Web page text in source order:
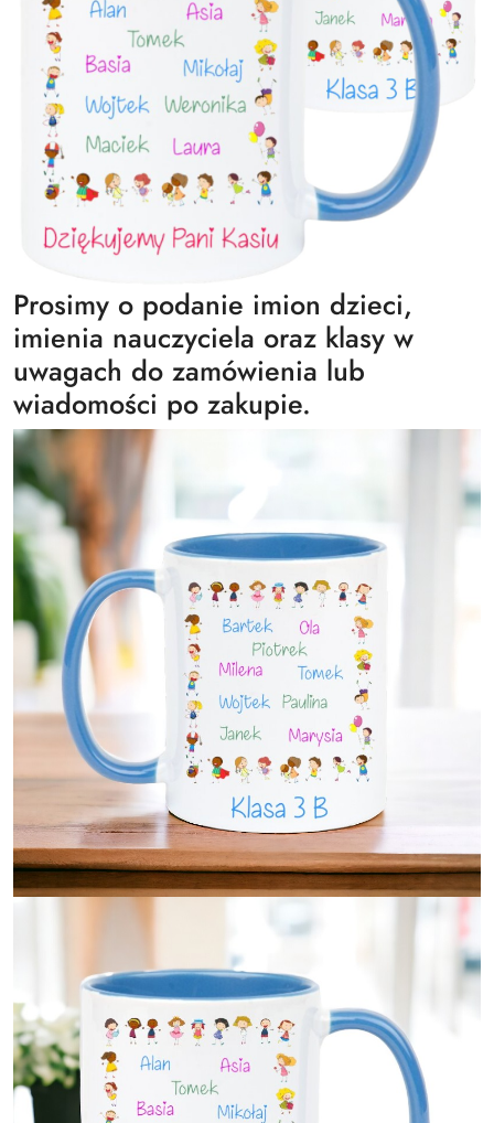
Prosimy o podanie imion dzieci,
imienia nauczyciela oraz klasy w
uwagach do zamówienia lub
wiadomości po zakupie.